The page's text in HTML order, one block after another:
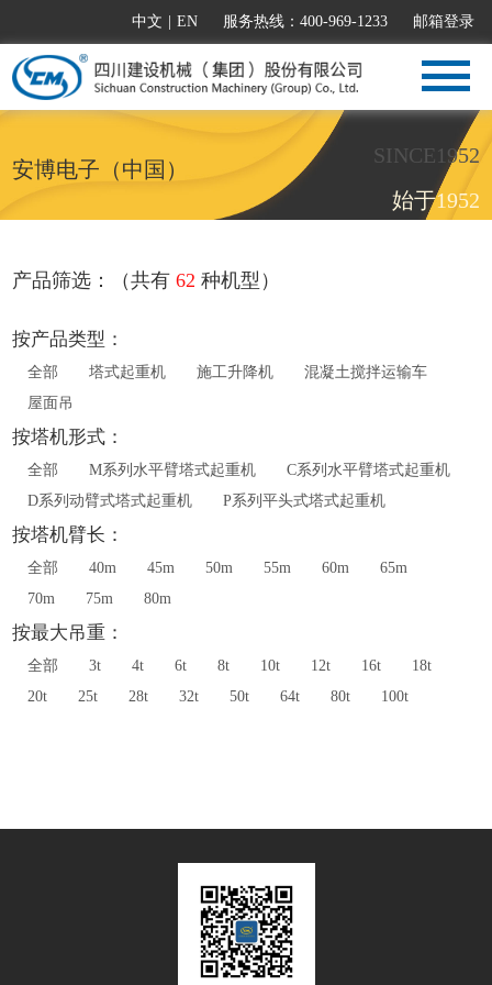
中文 EN 服务热线：400-969-1233 邮箱登录
安博电子（中国）
SINCE1952
始于1952
产品筛选：（共有62 种机型）
按产品类型：
全部 塔式起重机 施工升降机
混凝土搅拌运输车
屋面吊
按塔机形式：
全部 M系列水平臂塔式起重机
C系列水平臂塔式起重机
D系列动臂式塔式起重机
P系列平头式塔式起重机
按塔机臂长：
全部 40m 45m 50m 55m 60m
65m
70m
75m 80m
按最大吊重：
全部 3t 4t 6t 8t 10t 12t 16t
18t
20t
25t 28t 32t 50t 64t 80t 100t